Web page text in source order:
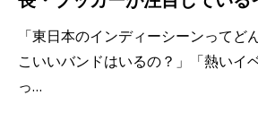
「東日本のインディーシーンってど
こいいバンドはいるの？」「熱いイ
っ…